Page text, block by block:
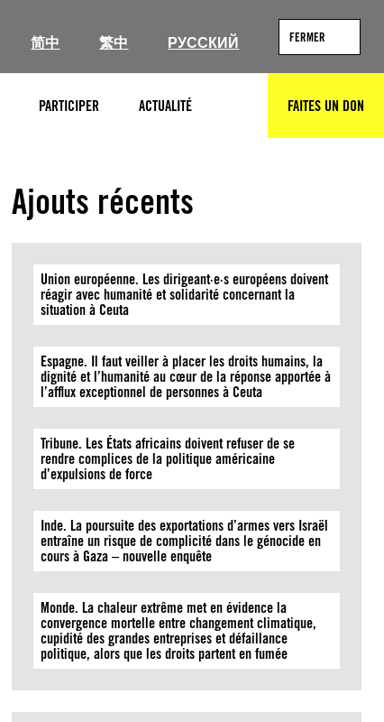
简中 繁中 РУССКИЙ FERMER
PARTICIPER ACTUALITÉ RECHERCHERFAITES UN DON
Ajouts récents
Union européenne. Les dirigeant·e·s européens doivent
réagir avec humanité et solidarité concernant la
situation à Ceuta
Espagne. Il faut veiller à placer les droits humains, la
dignité et l’humanité au cœur de la réponse apportée à
l’afflux exceptionnel de personnes à Ceuta
Tribune. Les États africains doivent refuser de se
rendre complices de la politique américaine
d’expulsions de force
Inde. La poursuite des exportations d’armes vers Israël
entraîne un risque de complicité dans le génocide en
cours à Gaza – nouvelle enquête
Monde. La chaleur extrême met en évidence la
convergence mortelle entre changement climatique,
cupidité des grandes entreprises et défaillance
politique, alors que les droits partent en fumée